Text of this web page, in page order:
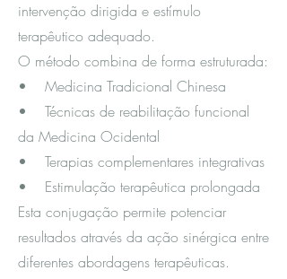
intervenção dirigida e estímulo
terapêutico adequado.
O método combina de forma estruturada:
• Medicina Tradicional Chinesa
• Técnicas de reabilitação funcional
da Medicina Ocidental
• Terapias complementares integrativas
• Estimulação terapêutica prolongada
Esta conjugação permite potenciar
resultados através da ação sinérgica entre
diferentes abordagens terapêuticas.